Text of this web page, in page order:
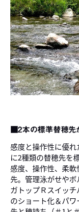
■2本の標準替穂先
感度と操作性に優
に2種類の替穂先を
感度、操作性、柔
先。管理泳がせや
ガトップＲスイッ
のショート化＆パ